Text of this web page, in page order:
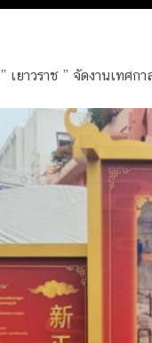
” เยาวราช ” จัดงานเทศ